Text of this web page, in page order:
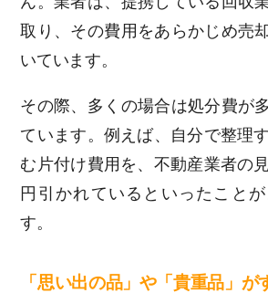
取り、その費用をあらかじめ売
いています。
その際、多くの場合は処分費が
ています。例えば、自分で整理
む片付け費用を、不動産業者の
円引かれているといったこと
す。
「思い出の品」や「貴重品」が